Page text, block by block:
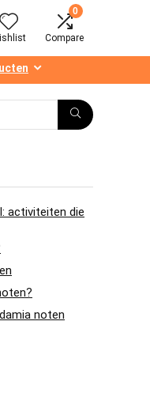
0
Compare
activiteiten die
noten